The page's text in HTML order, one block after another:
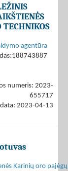
TECHNIKOS
agentūra
numeris: 2023-
655717
2023-04-13
Karinių oro